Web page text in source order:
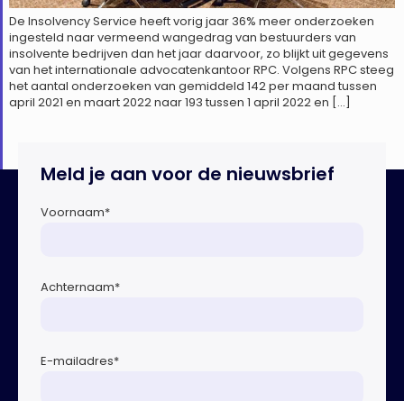
De Insolvency Service heeft vorig jaar 36% meer onderzoeken
ingesteld naar vermeend wangedrag van bestuurders van
insolvente bedrijven dan het jaar daarvoor, zo blijkt uit gegevens
van het internationale advocatenkantoor RPC. Volgens RPC steeg
het aantal onderzoeken van gemiddeld 142 per maand tussen
april 2021 en maart 2022 naar 193 tussen 1 april 2022 en […]
Meld je aan voor de nieuwsbrief
Voornaam*
Achternaam*
E-mailadres*